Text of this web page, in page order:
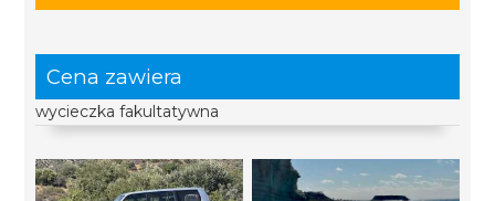
Cena zawiera
wycieczka fakultatywna